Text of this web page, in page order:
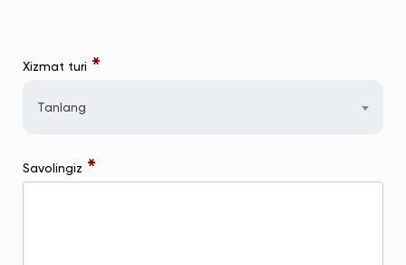
Xizmat turi *
Tanlang
Savolingiz *